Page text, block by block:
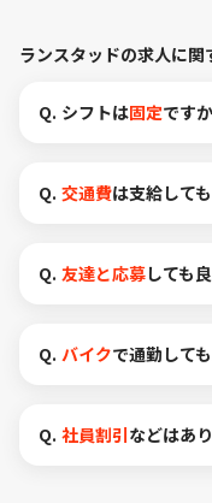
ランスタッドの求人に
Q. シフトは固定です
Q. 交通費は支給して
Q. 友達と応募しても
Q. バイクで通勤して
Q. 社員割引などはあ